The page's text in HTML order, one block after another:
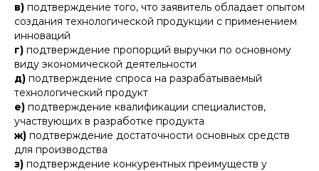
в) подтверждение того, что заявитель обладает опытом
создания технологической продукции с применением
инноваций
г) подтверждение пропорций выручки по основному
виду экономической деятельности
д) подтверждение спроса на разрабатываемый
технологический продукт
е) подтверждение квалификации специалистов,
участвующих в разработке продукта
ж) подтверждение достаточности основных средств
для производства
з) подтверждение конкурентных преимуществ у